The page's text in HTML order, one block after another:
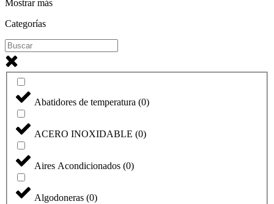
Mostrar más
Categorías
Abatidores de temperatura (0)
ACERO INOXIDABLE (0)
Aires Acondicionados (0)
Algodoneras (0)